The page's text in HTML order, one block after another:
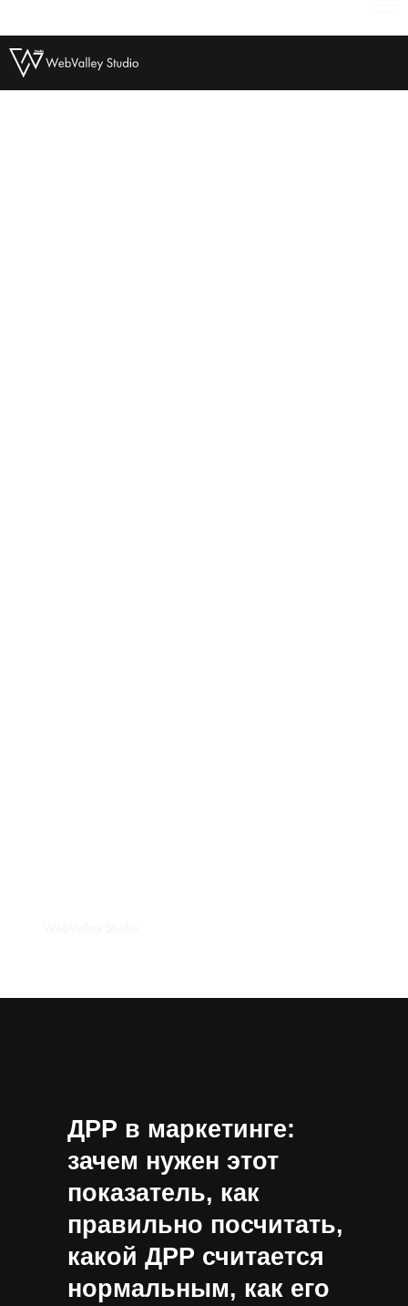
ДРР в маркетинге:
зачем нужен этот
показатель, как
правильно посчитать,
какой ДРР считается
нормальным, как его